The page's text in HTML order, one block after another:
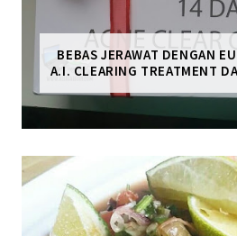
BEBAS JERAWAT DENGAN
A.I. CLEARING TREATMENT